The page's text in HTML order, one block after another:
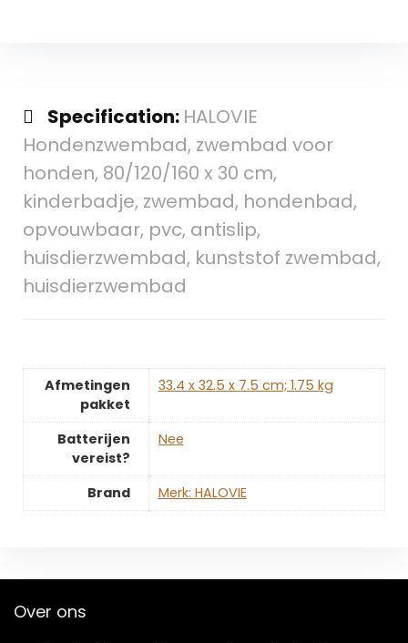
Specification: HALOVIE
Hondenzwembad, zwembad voor
honden, 80/120/160 x 30 cm,
kinderbadje, zwembad, hondenbad,
opvouwbaar, pvc, antislip,
huisdierzwembad, kunststof zwembad,
huisdierzwembad
Afmetingen
pakket
‎33.4 x 32.5 x 7.5 cm; 1.75 kg
Batterijen
vereist?
‎Nee
Brand Merk: HALOVIE
Over ons